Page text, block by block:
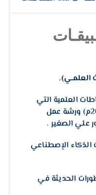
العلمــي).
العلمية التي
اليوم الخميس (27-11- 2025م) ورشة عمل
الذكاء الإصطناعي
الحديثة في